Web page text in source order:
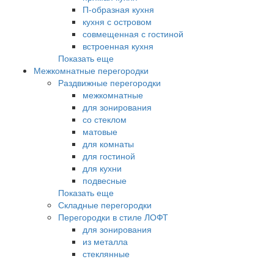
П-образная кухня
кухня с островом
совмещенная с гостиной
встроенная кухня
Показать еще
Межкомнатные перегородки
Раздвижные перегородки
межкомнатные
для зонирования
со стеклом
матовые
для комнаты
для гостиной
для кухни
подвесные
Показать еще
Складные перегородки
Перегородки в стиле ЛОФТ
для зонирования
из металла
стеклянные